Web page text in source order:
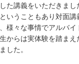
た講義をいただきまし
いうこともあり対面講
様々な事情でアルバイ
からは実体験を踏まえ
した。